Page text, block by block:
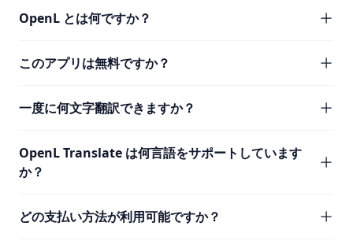
OpenL とは何ですか？
このアプリは無料ですか？
一度に何文字翻訳できますか？
OpenL Translate は何言語をサポートしています
か？
どの支払い方法が利用可能ですか？